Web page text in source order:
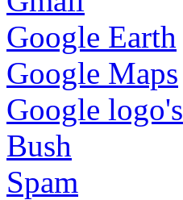
Google Earth
Google Maps
Google logo's
Bush
Spam